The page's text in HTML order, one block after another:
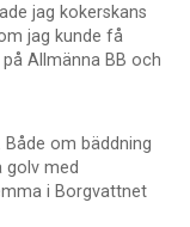
jag kokerskans
jag kunde få
Allmänna BB och
om bäddning
golv med
i Borgvattnet